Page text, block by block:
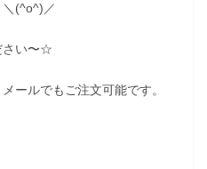
(^o^)／
さい〜☆
ールでもご注文可能です。